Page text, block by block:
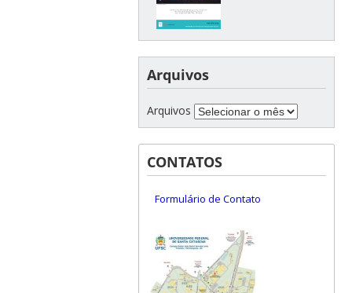
Arquivos
Arquivos
CONTATOS
Formulário de Contato